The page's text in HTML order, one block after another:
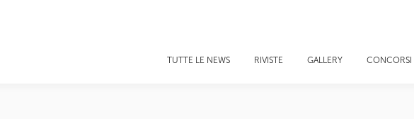
TUTTE LE NEWS RIVISTE GALLERY CONCORSI